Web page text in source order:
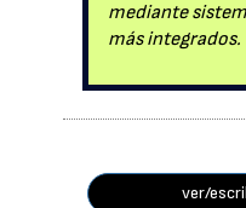
mediante
más integrados.
ver/